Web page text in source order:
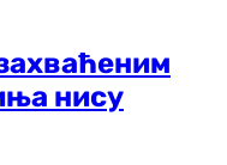
нису